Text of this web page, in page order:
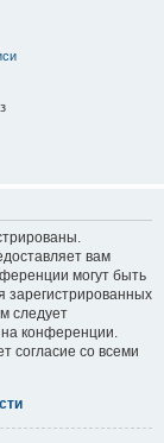
вам
могут быть
зарегистрированных
следует
конференции.
согласие со всеми